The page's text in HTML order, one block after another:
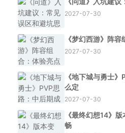
2027-07-30
《梦幻西游》阵
2027-07-30
《地下城与勇士
么定
2027-07-30
《最终幻想14》
畅